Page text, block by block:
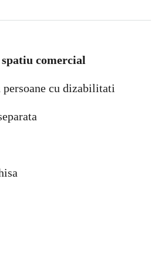
comercial
persoane cu dizabilitati